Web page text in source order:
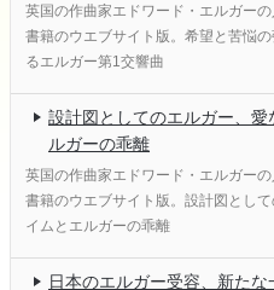
英国の作曲家エドワード・エルガー
書籍のウエブサイト版。希望と苦悩
るエルガー第1交響曲
設計図としてのエルガー、
ルガーの乖離
英国の作曲家エドワード・エルガー
書籍のウエブサイト版。設計図とし
イムとエルガーの乖離
日本のエルガー受容、新たな